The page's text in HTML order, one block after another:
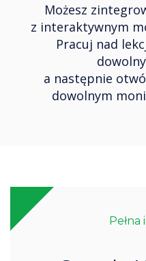
Możesz
z interaktywnym
Pracuj nad
a następnie
dowolnym
Pełna